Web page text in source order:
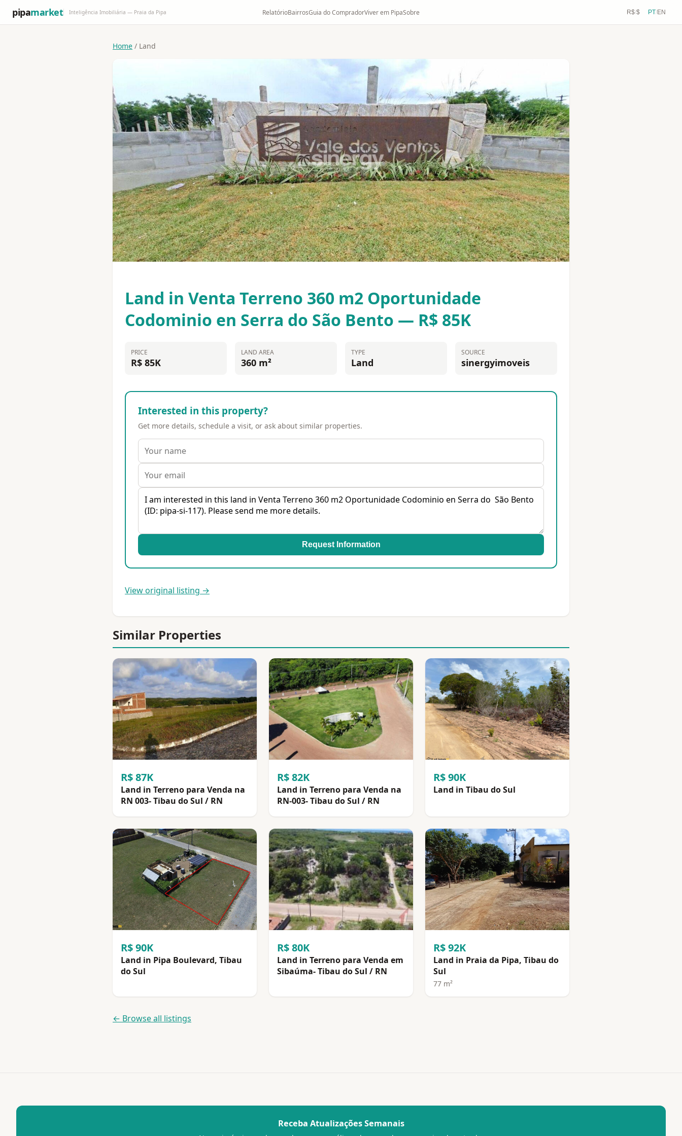
pipamarket Inteligência Imobiliária — Praia da Pipa RelatórioBairrosGuia do CompradorViver em PipaSobre R$/$ PT/EN
Home / Land
Land in Venta Terreno 360 m2 Oportunidade
Codominio en Serra do São Bento — R$ 85K
PRICE
R$ 85K
LAND AREA
360 m²
TYPE
Land
SOURCE
sinergyimoveis
Interested in this property?
Get more details, schedule a visit, or ask about similar properties.
Request Information
View original listing →
Similar Properties
R$ 87K
Land in Terreno para Venda na
RN 003- Tibau do Sul / RN
R$ 82K
Land in Terreno para Venda na
RN-003- Tibau do Sul / RN
R$ 90K
Land in Tibau do Sul
R$ 90K
Land in Pipa Boulevard, Tibau
do Sul
R$ 80K
Land in Terreno para Venda em
Sibaúma- Tibau do Sul / RN
R$ 92K
Land in Praia da Pipa, Tibau do
Sul
77 m²
← Browse all listings
Receba Atualizações Semanais